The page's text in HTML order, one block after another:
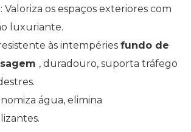
Valoriza os espaços exteriores com
luxuriante.
às intempéries fundo de
, duradouro, suporta tráfego
água, elimina